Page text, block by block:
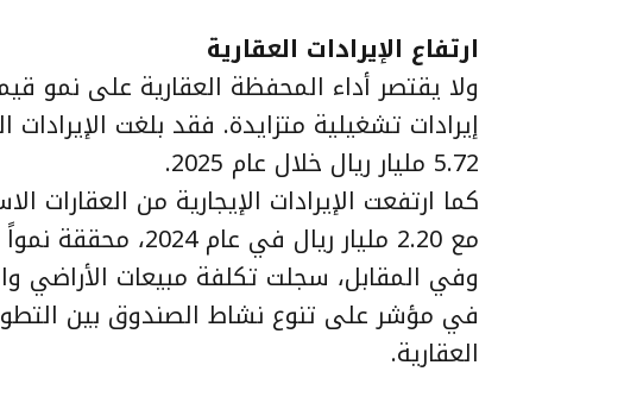
ارتفاع الإيرادات العقارية
ولا يقتصر أداء المحفظة العقارية على نمو
إيرادات تشغيلية متزايدة. فقد بلغت
5.72 مليار ريال خلال عام 2025.
مع 2.20 مليار ريال في عام 2024، محققة نمواً يقارب 35%.
في مؤشر على تنوع نشاط الصندوق بين التطوير
العقارية.